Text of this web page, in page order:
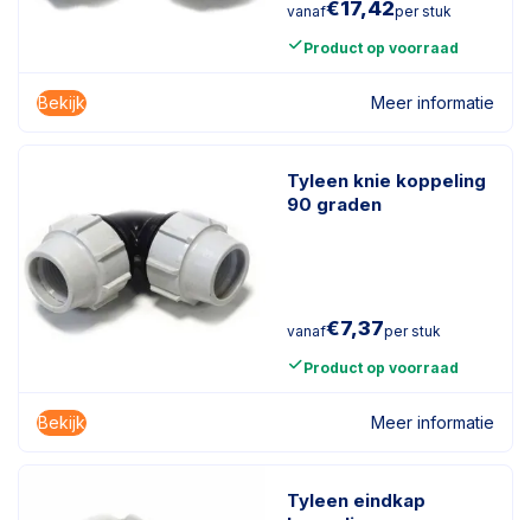
vanaf€17,42per stuk
Product op voorraad
Bekijk Meer informatie
Tyleen knie koppeling
90 graden
vanaf€7,37per stuk
Product op voorraad
Bekijk Meer informatie
Tyleen eindkap